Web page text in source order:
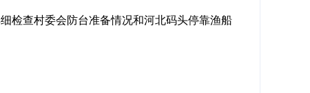
检查村委会防台准备情况和河北码头停靠渔船